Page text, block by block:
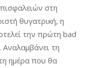
στη
θυγατρική, η
την πρώτη bad
τη
ημέρα που θα